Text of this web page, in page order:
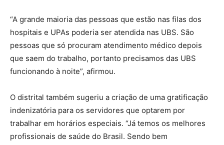
“A grande maioria das pessoas que estão nas filas dos
hospitais e UPAs poderia ser atendida nas UBS. São
pessoas que só procuram atendimento médico depois
que saem do trabalho, portanto precisamos das UBS
funcionando à noite”, afirmou.
O distrital também sugeriu a criação de uma gratificação
indenizatória para os servidores que optarem por
trabalhar em horários especiais. “Já temos os melhores
profissionais de saúde do Brasil. Sendo bem